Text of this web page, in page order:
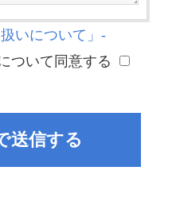
いについて」-
ついて同意する